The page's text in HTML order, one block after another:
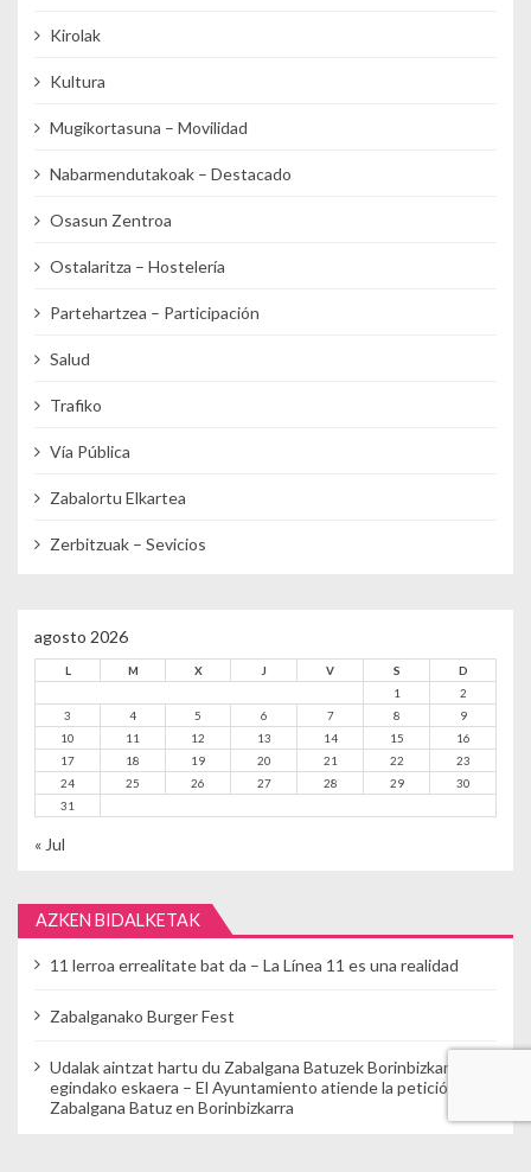
Kirolak
Kultura
Mugikortasuna – Movilidad
Nabarmendutakoak – Destacado
Osasun Zentroa
Ostalaritza – Hostelería
Partehartzea – Participación
Salud
Trafiko
Vía Pública
Zabalortu Elkartea
Zerbitzuak – Sevicios
agosto 2026
L M X J V S
D
1
2
3
4 5 6 7 8
9
10
11 12 13 14 15
16
17
18 19 20 21 22
23
24
25 26 27 28 29
30
31
« Jul
AZKEN BIDALKETAK
11 lerroa errealitate bat da – La Línea 11 es una realidad
Zabalganako Burger Fest
Udalak aintzat hartu du Zabalgana Batuzek Borinbizkarran
egindako eskaera – El Ayuntamiento atiende la petición de
Zabalgana Batuz en Borinbizkarra